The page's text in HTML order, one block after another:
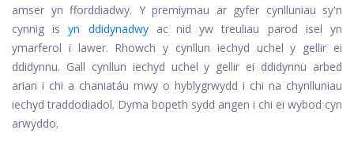
amser yn fforddiadwy. Y premiymau ar gyfer cynlluniau sy'n
cynnig isyn ddidynadwyac nid yw treuliau parod isel yn
ymarferol i lawer. Rhowch y cynllun iechyd uchel y gellir ei
ddidynnu. Gall cynllun iechyd uchel y gellir ei ddidynnu arbed
arian i chi a chaniatáu mwy o hyblygrwydd i chi na chynlluniau
iechyd traddodiadol. Dyma bopeth sydd angen i chi ei wybod cyn
arwyddo.